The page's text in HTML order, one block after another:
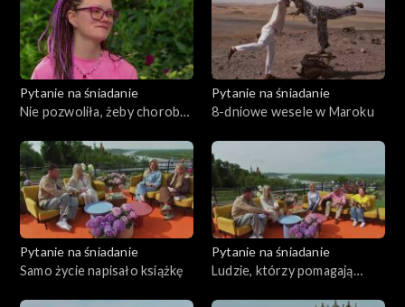
Nowickim
Pytanie na śniadanie
Nie pozwoliła, żeby choroba
Ruch i taniec były jak terapia
Pytanie na śniadanie
8-dniowe wesele w Maroku
Pytanie na śniadanie
Samo życie napisało książkę
Pytanie na śniadanie
Ludzie, którzy pomagają